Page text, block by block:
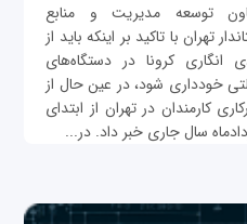
توسعه مدیریت و منابع
تهران با تاکید بر اینکه باید از
انگاری کرونا در دستگاه‌های
خودداری شود، در عین حال از
کارمندان در تهران از ابتدای
سال جاری خبر داد. در...